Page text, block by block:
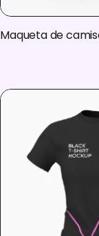
Maqueta de